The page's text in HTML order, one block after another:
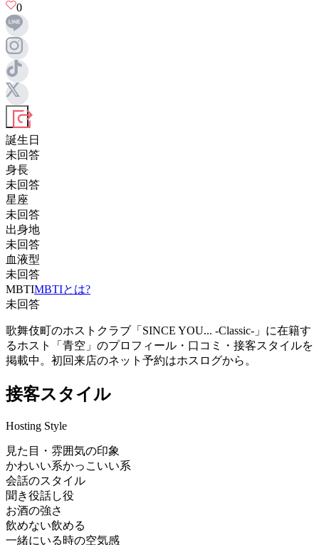
0
誕生日
未回答
身長
未回答
星座
未回答
出身地
未回答
血液型
未回答
MBTIMBTIとは?
未回答
歌舞伎町のホストクラブ「SINCE YOU... -Classic-」に在籍す
るホスト「青空」のプロフィール・口コミ・接客スタイルを
掲載中。初回来店のネット予約はホスログから。
接客スタイル
Hosting Style
見た目・雰囲気の印象
かわいい系かっこいい系
会話のスタイル
聞き役話し役
お酒の強さ
飲めない飲める
一緒にいる時の空気感